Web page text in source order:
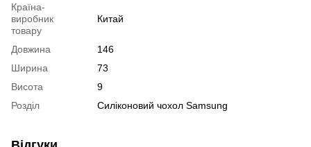
Країна-
виробник
товару
Китай
Довжина
146
Ширина
73
Висота
9
Розділ
Силіконовий чохол Samsung